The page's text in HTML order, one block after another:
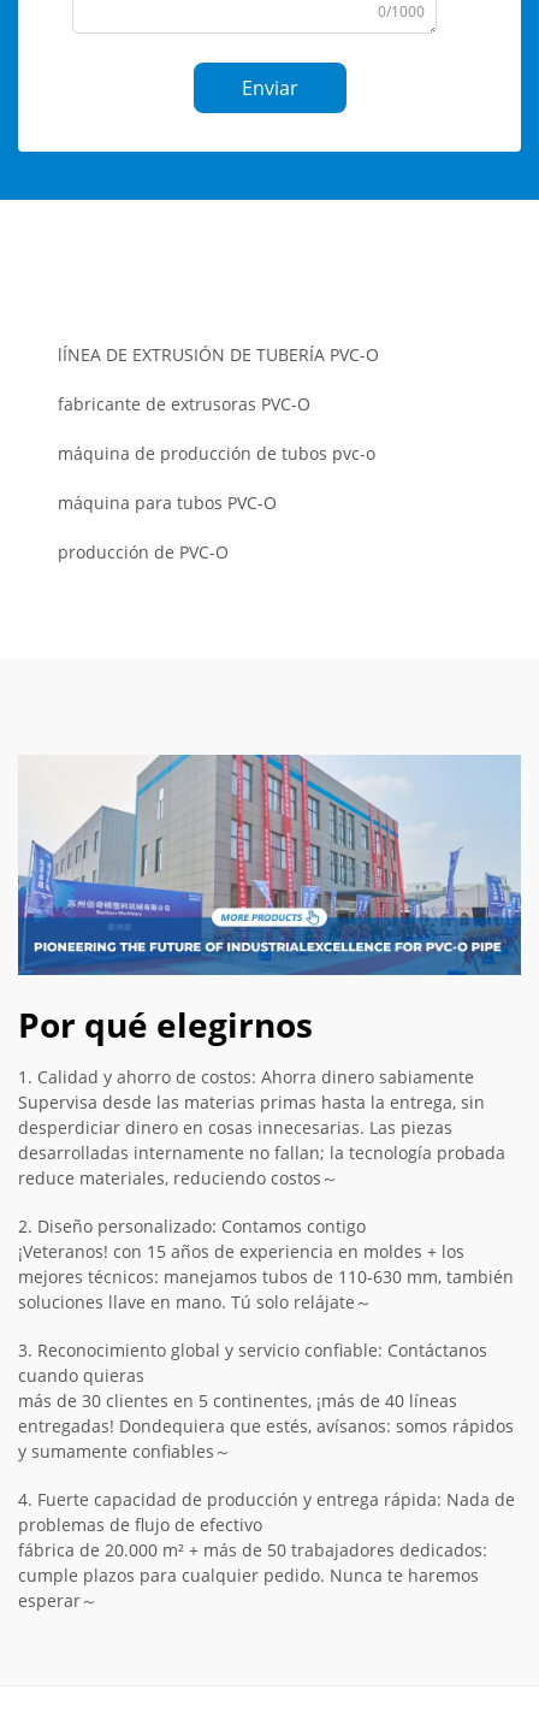
0/1000
Enviar
lÍNEA DE EXTRUSIÓN DE TUBERÍA PVC-O
fabricante de extrusoras PVC-O
máquina de producción de tubos pvc-o
máquina para tubos PVC-O
producción de PVC-O
Por qué elegirnos
1. Calidad y ahorro de costos: Ahorra dinero sabiamente
Supervisa desde las materias primas hasta la entrega, sin
desperdiciar dinero en cosas innecesarias. Las piezas
desarrolladas internamente no fallan; la tecnología probada
reduce materiales, reduciendo costos～
2. Diseño personalizado: Contamos contigo
¡Veteranos! con 15 años de experiencia en moldes + los
mejores técnicos: manejamos tubos de 110-630 mm, también
soluciones llave en mano. Tú solo relájate～
3. Reconocimiento global y servicio confiable: Contáctanos
cuando quieras
más de 30 clientes en 5 continentes, ¡más de 40 líneas
entregadas! Dondequiera que estés, avísanos: somos rápidos
y sumamente confiables～
4. Fuerte capacidad de producción y entrega rápida: Nada de
problemas de flujo de efectivo
fábrica de 20.000 m² + más de 50 trabajadores dedicados:
cumple plazos para cualquier pedido. Nunca te haremos
esperar～